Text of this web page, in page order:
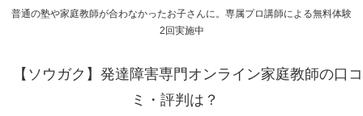
普通の塾や家庭教師が合わなかったお子さんに。専属プロ講師による無料体験
2回実施中
【ソウガク】発達障害専門オンライン家庭教師の口コ
ミ・評判は？